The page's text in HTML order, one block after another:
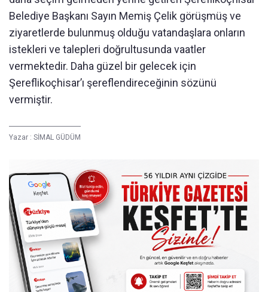
Belediye Başkanı Sayın Memiş Çelik görüşmüş ve
ziyaretlerde bulunmuş olduğu vatandaşlara onların
istekleri ve talepleri doğrultusunda vaatler
vermektedir. Daha güzel bir gelecek için
Şereflikoçhisar’ı şereflendireceğinin sözünü
vermiştir.
Yazar : SİMAL GÜDÜM